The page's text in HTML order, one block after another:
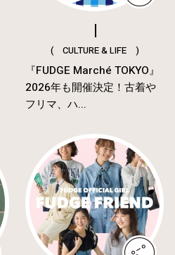
( CULTURE & LIFE )
『FUDGE Marché TOKYO』
2026年も開催決定！古着や
フリマ、ハ...